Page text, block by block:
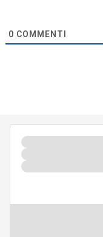
0 COMMENTI